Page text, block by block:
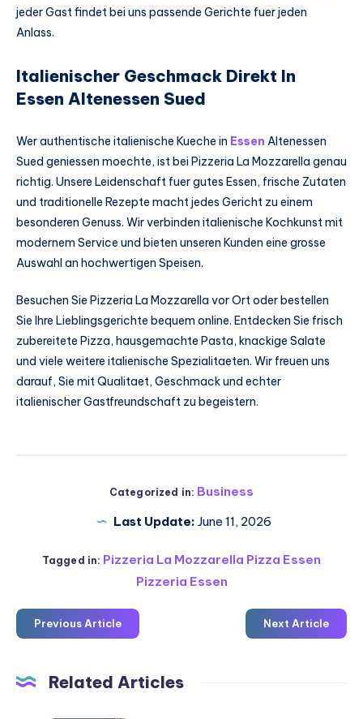
jeder Gast findet bei uns passende Gerichte fuer jeden
Anlass.
Italienischer Geschmack Direkt In
Essen Altenessen Sued
Wer authentische italienische Kueche in Essen Altenessen
Sued geniessen moechte, ist bei Pizzeria La Mozzarella genau
richtig. Unsere Leidenschaft fuer gutes Essen, frische Zutaten
und traditionelle Rezepte macht jedes Gericht zu einem
besonderen Genuss. Wir verbinden italienische Kochkunst mit
modernem Service und bieten unseren Kunden eine grosse
Auswahl an hochwertigen Speisen.
Besuchen Sie Pizzeria La Mozzarella vor Ort oder bestellen
Sie Ihre Lieblingsgerichte bequem online. Entdecken Sie frisch
zubereitete Pizza, hausgemachte Pasta, knackige Salate
und viele weitere italienische Spezialitaeten. Wir freuen uns
darauf, Sie mit Qualitaet, Geschmack und echter
italienischer Gastfreundschaft zu begeistern.
Categorized in: Business
Last Update: June 11, 2026
Tagged in: Pizzeria La Mozzarella Pizza Essen
Pizzeria Essen
Previous Article Next Article
Related Articles